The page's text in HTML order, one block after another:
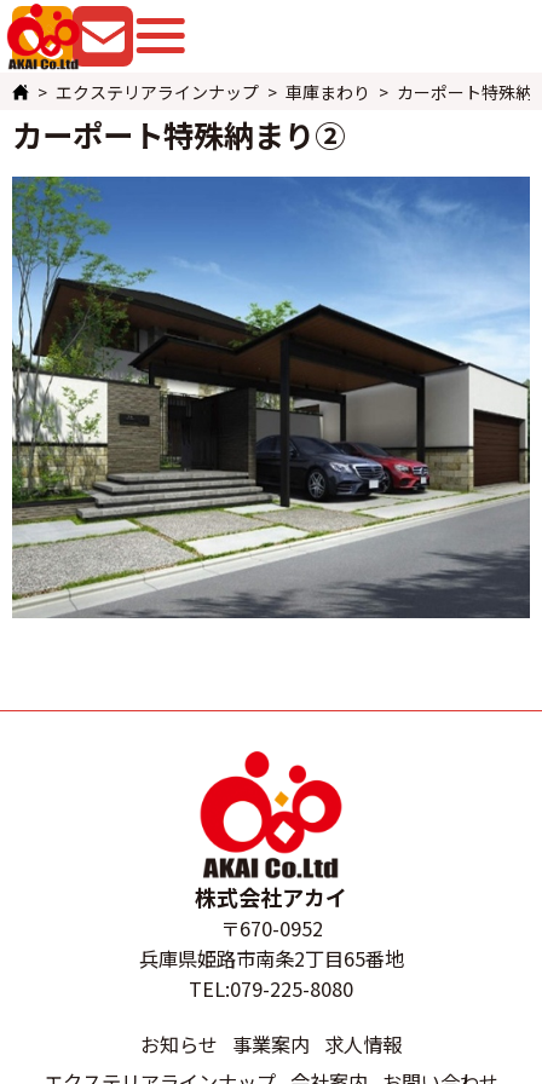
エクステリアラインナップ 車庫まわり カーポート特殊
カーポート特殊納まり②
株式会社アカイ
〒670-0952
兵庫県姫路市南条2丁目65番地
TEL:079-225-8080
お知らせ 事業案内 求人情報